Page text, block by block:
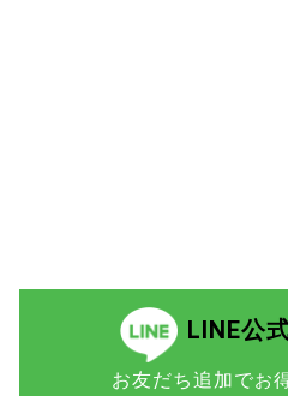
LINE公
お友だち追加でお